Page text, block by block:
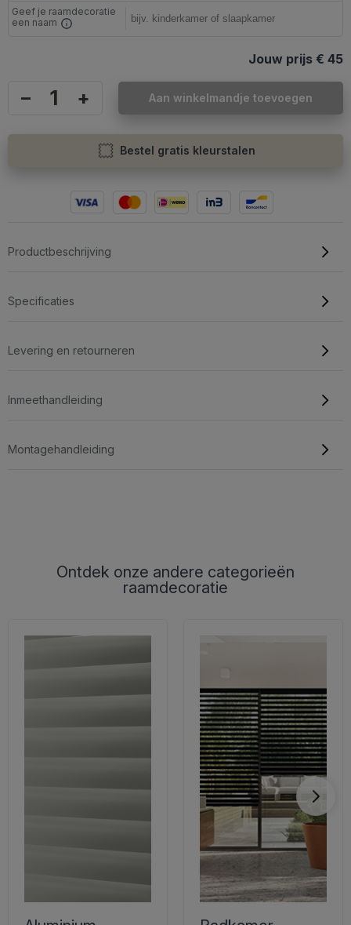
Geef je raamdecoratie
een naam
Jouw prijs € 45
– + Aan winkelmandje toevoegen
Bestel gratis kleurstalen
Productbeschrijving
Specificaties
Levering en retourneren
Inmeethandleiding
Montagehandleiding
Ontdek onze andere categorieën
raamdecoratie